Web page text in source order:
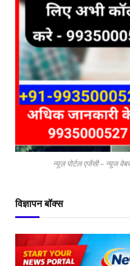
न्यूज़ पोर्टल एजेंसी – न्यूज
विज्ञापन बॉक्स